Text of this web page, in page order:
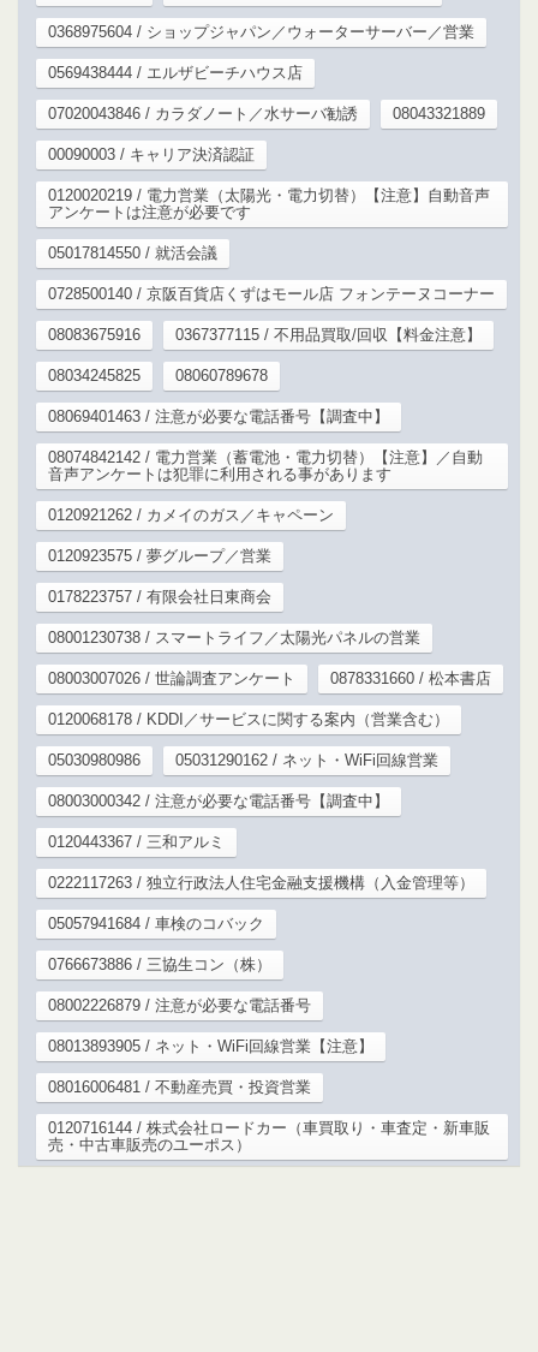
0368975604 / ショップジャパン／ウォーターサーバー／営業
0569438444 / エルザビーチハウス店
07020043846 / カラダノート／水サーバ勧誘 08043321889
00090003 / キャリア決済認証
0120020219 / 電力営業（太陽光・電力切替）【注意】自動音声
アンケートは注意が必要です
05017814550 / 就活会議
0728500140 / 京阪百貨店くずはモール店 フォンテーヌコーナー
08083675916 0367377115 / 不用品買取/回収【料金注意】
08034245825 08060789678
08069401463 / 注意が必要な電話番号【調査中】
08074842142 / 電力営業（蓄電池・電力切替）【注意】／自動
音声アンケートは犯罪に利用される事があります
0120921262 / カメイのガス／キャペーン
0120923575 / 夢グループ／営業
0178223757 / 有限会社日東商会
08001230738 / スマートライフ／太陽光パネルの営業
08003007026 / 世論調査アンケート 0878331660 / 松本書店
0120068178 / KDDI／サービスに関する案内（営業含む）
05030980986 05031290162 / ネット・WiFi回線営業
08003000342 / 注意が必要な電話番号【調査中】
0120443367 / 三和アルミ
0222117263 / 独立行政法人住宅金融支援機構（入金管理等）
05057941684 / 車検のコバック
0766673886 / 三協生コン（株）
08002226879 / 注意が必要な電話番号
08013893905 / ネット・WiFi回線営業【注意】
08016006481 / 不動産売買・投資営業
0120716144 / 株式会社ロードカー（車買取り・車査定・新車販
売・中古車販売のユーポス）